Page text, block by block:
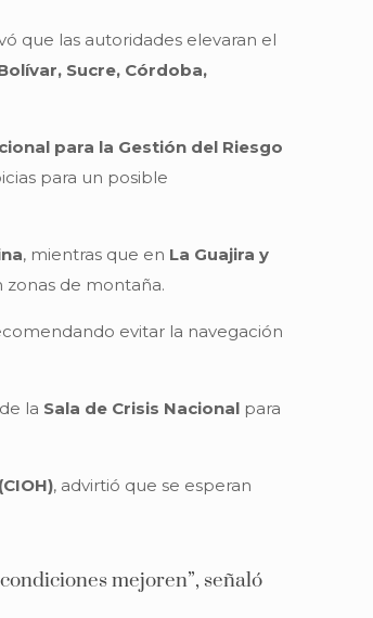
que las autoridades elevaran el
Sucre, Córdoba,
para la Gestión del Riesgo
para un posible
, mientras que en La Guajira y
zonas de montaña.
evitar la navegación
la Sala de Crisis Nacional para
, advirtió que se esperan
mejoren”, señaló